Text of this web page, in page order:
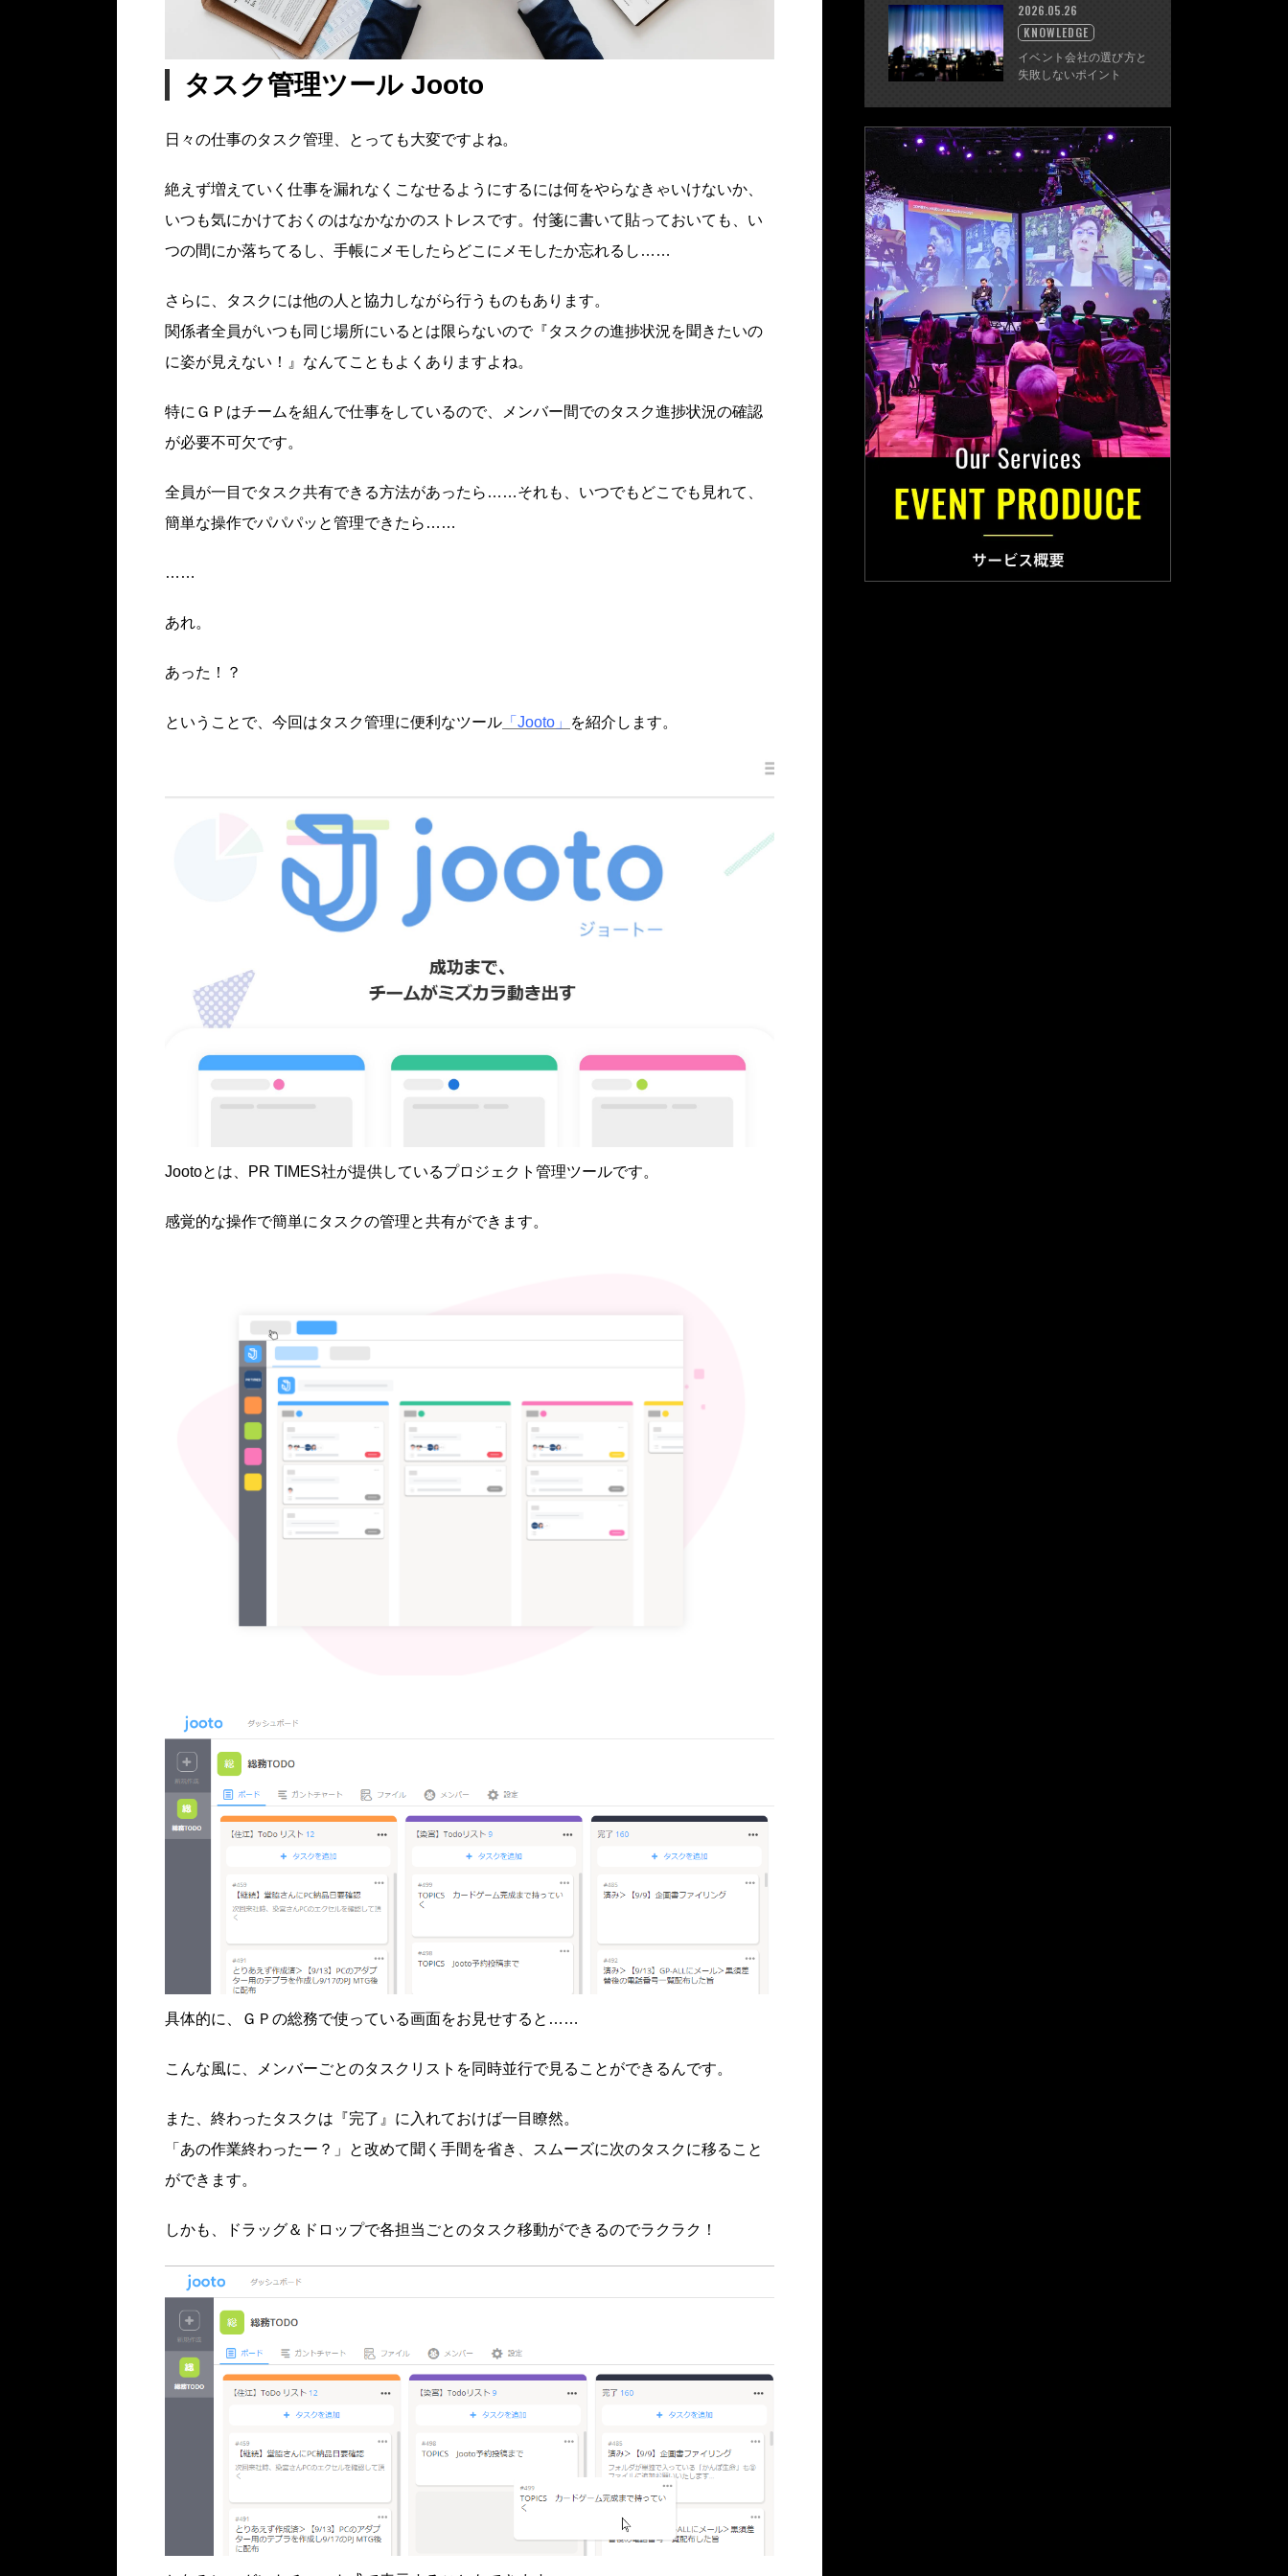
タスク管理ツール Jooto
日々の仕事のタスク管理、とっても大変ですよね。
絶えず増えていく仕事を漏れなくこなせるようにするには何をやらなきゃいけないか、
いつも気にかけておくのはなかなかのストレスです。付箋に書いて貼っておいても、い
つの間にか落ちてるし、手帳にメモしたらどこにメモしたか忘れるし……
さらに、タスクには他の人と協力しながら行うものもあります。
関係者全員がいつも同じ場所にいるとは限らないので『タスクの進捗状況を聞きたいの
に姿が見えない！』なんてこともよくありますよね。
特にＧＰはチームを組んで仕事をしているので、メンバー間でのタスク進捗状況の確認
が必要不可欠です。
全員が一目でタスク共有できる方法があったら……それも、いつでもどこでも見れて、
簡単な操作でパパパッと管理できたら……
……
あれ。
あった！？
ということで、今回はタスク管理に便利なツール 「Jooto」 を紹介します。
Jootoとは、PR TIMES社が提供しているプロジェクト管理ツールです。
感覚的な操作で簡単にタスクの管理と共有ができます。
具体的に、ＧＰの総務で使っている画面をお見せすると……
こんな風に、メンバーごとのタスクリストを同時並行で見ることができるんです。
また、終わったタスクは『完了』に入れておけば一目瞭然。
「あの作業終わったー？」と改めて聞く手間を省き、スムーズに次のタスクに移ること
ができます。
しかも、ドラッグ＆ドロップで各担当ごとのタスク移動ができるのでラクラク！
イベント会社の選び方と
失敗しないポイント
2026.05.26
KNOWLEDGE